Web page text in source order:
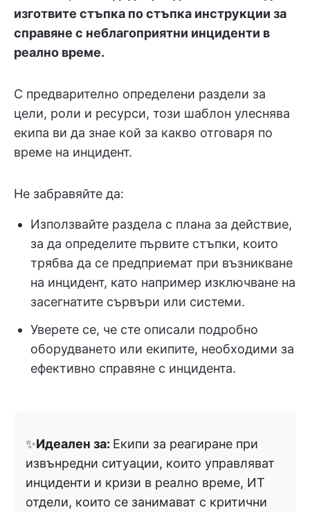
изготвите стъпка по стъпка инструкции за
справяне с неблагоприятни инциденти в
реално време.
С предварително определени раздели за
цели, роли и ресурси, този шаблон улеснява
екипа ви да знае кой за какво отговаря по
време на инцидент.
Не забравяйте да:
Използвайте раздела с плана за действие,
за да определите първите стъпки, които
трябва да се предприемат при възникване
на инцидент, като например изключване на
засегнатите сървъри или системи.
Уверете се, че сте описали подробно
оборудването или екипите, необходими за
ефективно справяне с инцидента.
✨Идеален за: Екипи за реагиране при
извънредни ситуации, които управляват
инциденти и кризи в реално време, ИТ
отдели, които се занимават с критични